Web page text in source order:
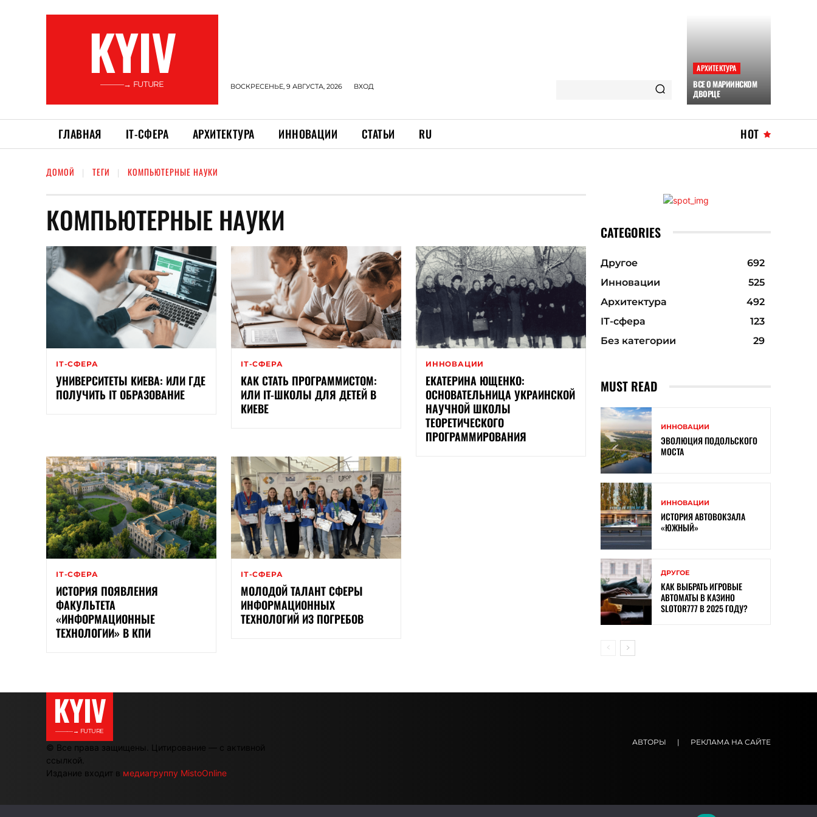
KYIV
———→ FUTURE ВОСКРЕСЕНЬЕ, 9 АВГУСТА, 2026 ВХОД
АРХИТЕКТУРА
ВСЕ О МАРИИНСКОМ
ДВОРЦЕ
ГЛАВНАЯ ІТ-СФЕРА АРХИТЕКТУРА ИННОВАЦИИ СТАТЬИ RU HOT
ДОМОЙ ТЕГИ КОМПЬЮТЕРНЫЕ НАУКИ
КОМПЬЮТЕРНЫЕ НАУКИ
ІТ-СФЕРА
УНИВЕРСИТЕТЫ КИЕВА: ИЛИ ГДЕ
ПОЛУЧИТЬ IT ОБРАЗОВАНИЕ
ІТ-СФЕРА
КАК СТАТЬ ПРОГРАММИСТОМ:
ИЛИ IT-ШКОЛЫ ДЛЯ ДЕТЕЙ В
КИЕВЕ
ИННОВАЦИИ
ЕКАТЕРИНА ЮЩЕНКО:
ОСНОВАТЕЛЬНИЦА УКРАИНСКОЙ
НАУЧНОЙ ШКОЛЫ
ТЕОРЕТИЧЕСКОГО
ПРОГРАММИРОВАНИЯ
ІТ-СФЕРА
ИСТОРИЯ ПОЯВЛЕНИЯ
ФАКУЛЬТЕТА
«ИНФОРМАЦИОННЫЕ
ТЕХНОЛОГИИ» В КПИ
ІТ-СФЕРА
МОЛОДОЙ ТАЛАНТ СФЕРЫ
ИНФОРМАЦИОННЫХ
ТЕХНОЛОГИЙ ИЗ ПОГРЕБОВ
CATEGORIES
Другое
692
Инновации
525
Архитектура
492
ІТ-сфера
123
Без категории
29
MUST READ
ИННОВАЦИИ
ЭВОЛЮЦИЯ ПОДОЛЬСКОГО
МОСТА
ИННОВАЦИИ
ИСТОРИЯ АВТОВОКЗАЛА
«ЮЖНЫЙ»
ДРУГОЕ
КАК ВЫБРАТЬ ИГРОВЫЕ
АВТОМАТЫ В КАЗИНО
SLOTOR777 В 2025 ГОДУ?
KYIV
———→ FUTURE
© Все права защищены. Цитирование — с активной
ссылкой.
Издание входит в медиагруппу MistoOnline
АВТОРЫ | РЕКЛАМА НА САЙТЕ